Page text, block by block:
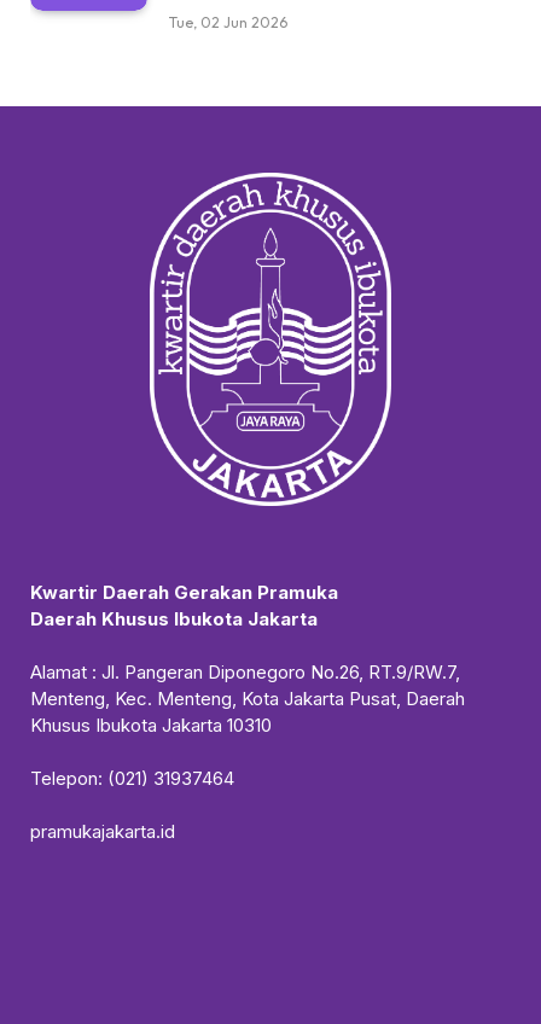
Tue, 02 Jun 2026
Kwartir Daerah Gerakan Pramuka
Daerah Khusus Ibukota Jakarta
Alamat : Jl. Pangeran Diponegoro No.26, RT.9/RW.7,
Menteng, Kec. Menteng, Kota Jakarta Pusat, Daerah
Khusus Ibukota Jakarta 10310
Telepon: (021) 31937464
pramukajakarta.id